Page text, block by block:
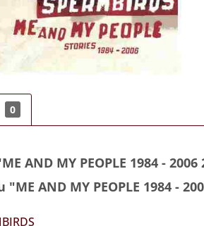
0
AND MY PEOPLE 1984 - 2006
AND MY PEOPLE 1984 -